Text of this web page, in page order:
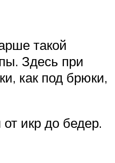
такой
Здесь при
как под брюки,
икр до бедер.